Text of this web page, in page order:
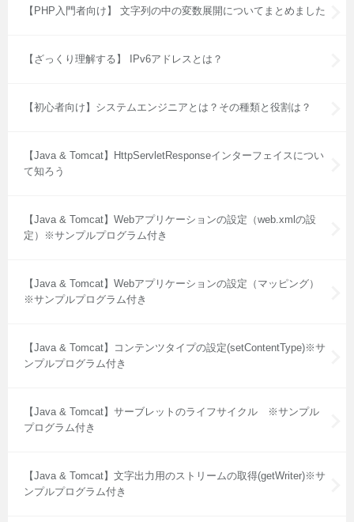
【PHP入門者向け】 文字列の中の変数展開についてまとめました
【ざっくり理解する】 IPv6アドレスとは？
【初心者向け】システムエンジニアとは？その種類と役割は？
【Java & Tomcat】HttpServletResponseインターフェイスについ
て知ろう
【Java & Tomcat】Webアプリケーションの設定（web.xmlの設
定）※サンプルプログラム付き
【Java & Tomcat】Webアプリケーションの設定（マッピング）
※サンプルプログラム付き
【Java & Tomcat】コンテンツタイプの設定(setContentType)※サ
ンプルプログラム付き
【Java & Tomcat】サーブレットのライフサイクル ※サンプル
プログラム付き
【Java & Tomcat】文字出力用のストリームの取得(getWriter)※サ
ンプルプログラム付き